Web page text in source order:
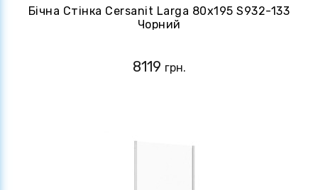
Бічна Стінка Cersanit Larga 80х195 S932-133
Чорний
8119 грн.